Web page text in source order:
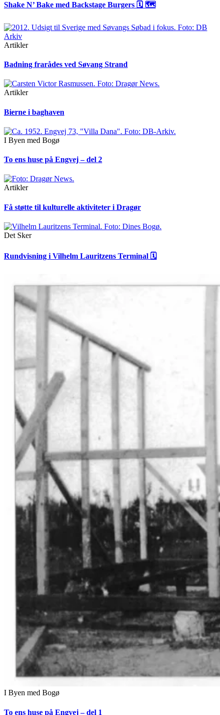
Shake N’ Bake med Backstage Burgers 🗓 🗺
Artikler
Badning frarådes ved Søvang Strand
Artikler
Bierne i baghaven
I Byen med Bogø
To ens huse på Engvej – del 2
Artikler
Få støtte til kulturelle aktiviteter i Dragør
Det Sker
Rundvisning i Vilhelm Lauritzens Terminal 🗓
I Byen med Bogø
To ens huse på Engvej – del 1